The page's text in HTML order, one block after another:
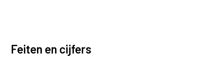
Feiten en cijfers